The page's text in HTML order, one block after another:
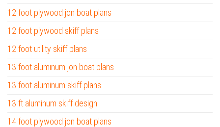
12 foot plywood jon boat plans
12 foot plywood skiff plans
12 foot utility skiff plans
13 foot aluminum jon boat plans
13 foot aluminum skiff plans
13 ft aluminum skiff design
14 foot plywood jon boat plans